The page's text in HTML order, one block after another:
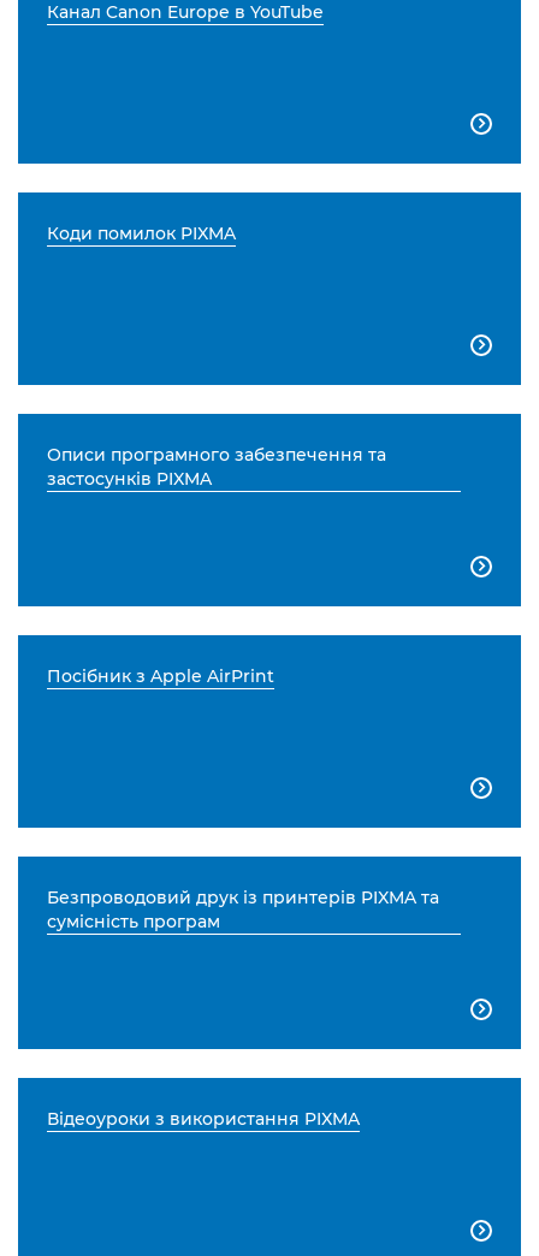
Канал Canon Europe в YouTube

Коди помилок PIXMA

Описи програмного забезпечення та
застосунків PIXMA

Посібник з Apple AirPrint

Безпроводовий друк із принтерів PIXMA та
сумісність програм

Відеоуроки з використання PIXMA
